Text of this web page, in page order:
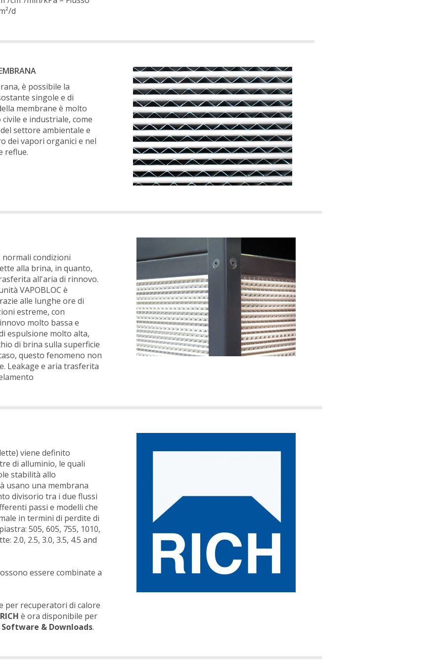
d
è possibile la
singole e di
membrane è molto
e industriale, come
settore ambientale e
dei vapori organici e nel
reflue.
normali condizioni
alla brina, in quanto,
all'aria di rinnovo.
VAPOBLOC è
alle lunghe ore di
estreme, con
molto bassa e
espulsione molto alta,
di brina sulla superficie
questo fenomeno non
Leakage e aria trasferita
viene definito
di alluminio, le quali
stabilità allo
usano una membrana
divisorio tra i due flussi
passi e modelli che
in termini di perdite di
505, 605, 755, 1010,
2.0, 2.5, 3.0, 3.5, 4.5 and
essere combinate a
per recuperatori di calore
RICH è ora disponibile per
Software & Downloads.